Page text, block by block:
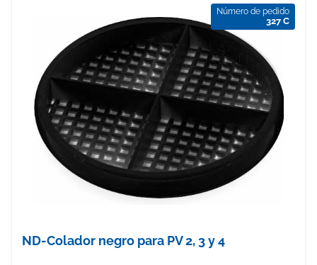
Número de pedido
327 C
ND-Colador negro para PV 2, 3 y 4